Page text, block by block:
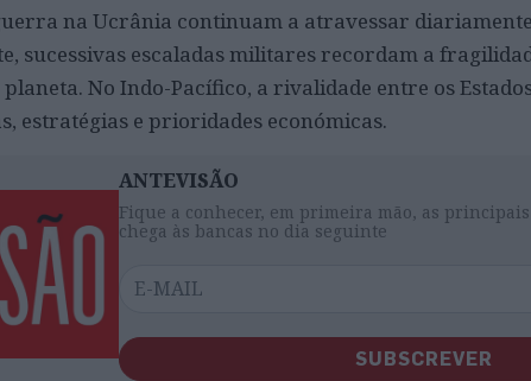
na Ucrânia continuam a atravessar
sucessivas escaladas militares recordam a
No Indo-Pacífico, a rivalidade entre os
estratégias e prioridades económicas.
ANTEVISÃO
Fique a conhecer, em primeira mão, as
chega às bancas no dia seguinte
SUBSCREVER